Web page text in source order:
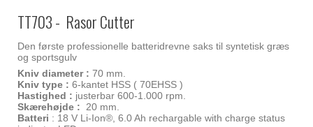
TT703 - Rasor Cutter
Den første professionelle batteridrevne saks til syntetisk græs
og sportsgulv
Kniv diameter : 70 mm.
Kniv type : 6-kantet HSS ( 70EHSS )
Hastighed : justerbar 600-1.000 rpm.
Skærehøjde : 20 mm.
Batteri : 18 V Li-Ion®, 6.0 Ah rechargable with charge status